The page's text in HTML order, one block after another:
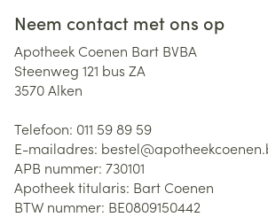
Neem contact met ons op
Apotheek Coenen Bart BVBA
Steenweg 121 bus ZA
3570Alken
Telefoon: 011 59 89 59
E-mailadres: bestel@
APB nummer: 730101
Apotheek titularis: Bart Coenen
BTW nummer: BE0809150442